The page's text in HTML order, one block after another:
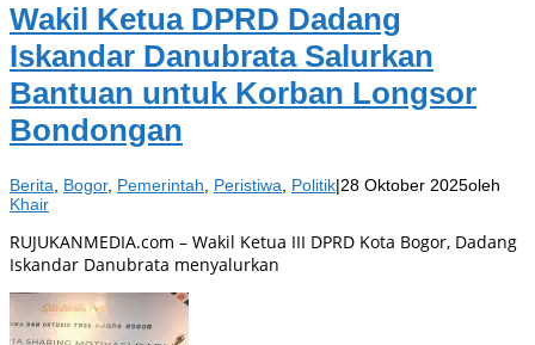
Wakil Ketua DPRD Dadang
Iskandar Danubrata Salurkan
Bantuan untuk Korban Longsor
Bondongan
Berita Bogor, Pemerintah Peristiwa Politik|28 Oktober 2025oleh
Khair
RUJUKANMEDIA.com – Wakil Ketua III DPRD Kota Bogor, Dadang
Iskandar Danubrata menyalurkan